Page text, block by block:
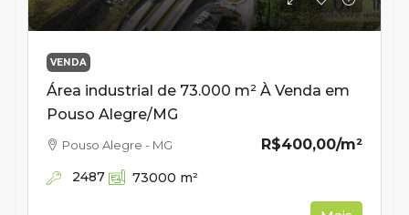
VENDA
Área industrial de 73.000 m² À Venda em
Pouso Alegre/MG
R$400,00/m²
Pouso Alegre - MG
2487 73000 m²